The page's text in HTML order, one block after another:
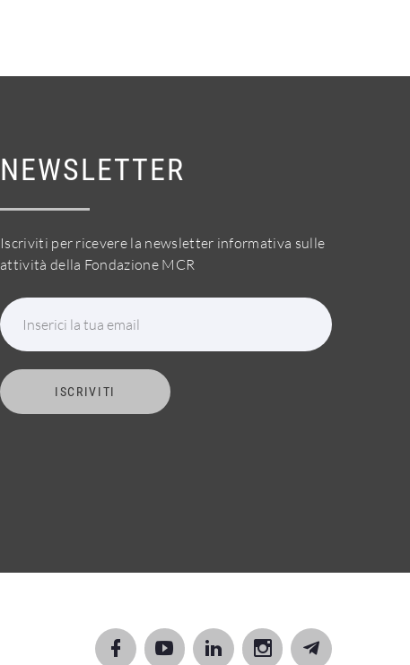
NEWSLETTER
Iscriviti per ricevere la newsletter informativa sulle
attività della Fondazione MCR
Inserici la tua email
ISCRIVITI